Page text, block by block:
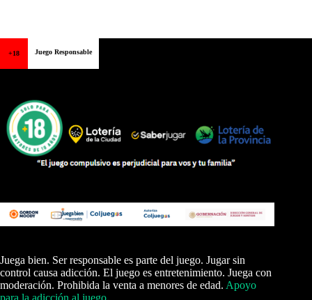
+18 Juego Responsable
Juega bien. Ser responsable es parte del juego. Jugar sin
control causa adicción. El juego es entretenimiento. Juega con
moderación. Prohibida la venta a menores de edad. Apoyo